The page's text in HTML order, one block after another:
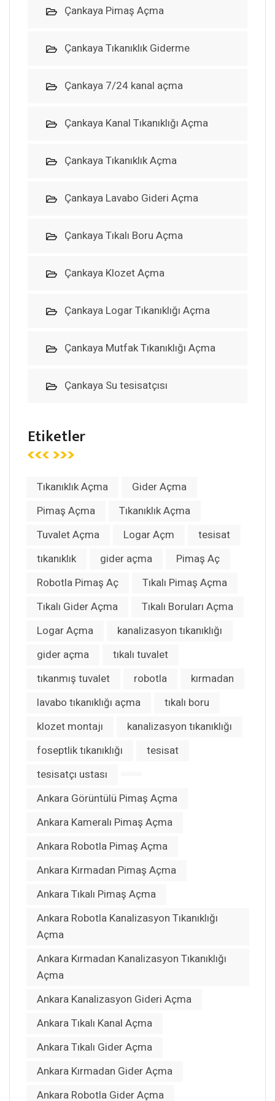
Çankaya Pimaş Açma
Çankaya Tıkanıklık Giderme
Çankaya 7/24 kanal açma
Çankaya Kanal Tıkanıklığı Açma
Çankaya Tıkanıklık Açma
Çankaya Lavabo Gideri Açma
Çankaya Tıkalı Boru Açma
Çankaya Klozet Açma
Çankaya Logar Tıkanıklığı Açma
Çankaya Mutfak Tıkanıklığı Açma
Çankaya Su tesisatçısı
Etiketler
Tıkanıklık Açma
Gider Açma
Pimaş Açma
Tıkanıklık Açma
Tuvalet Açma
Logar Açm
tesisat
tıkanıklık
gider açma
Pimaş Aç
Robotla Pimaş Aç
Tıkalı Pimaş Açma
Tıkalı Gider Açma
Tıkalı Boruları Açma
Logar Açma
kanalizasyon tıkanıklığı
gider açma
tıkalı tuvalet
tıkanmış tuvalet
robotla
kırmadan
lavabo tıkanıklığı açma
tıkalı boru
klozet montajı
kanalizasyon tıkanıklığı
foseptlik tıkanıklığı
tesisat
tesisatçı ustası
Ankara Görüntülü Pimaş Açma
Ankara Kameralı Pimaş Açma
Ankara Robotla Pimaş Açma
Ankara Kırmadan Pimaş Açma
Ankara Tıkalı Pimaş Açma
Ankara Robotla Kanalizasyon Tıkanıklığı
Açma
Ankara Kırmadan Kanalizasyon Tıkanıklığı
Açma
Ankara Kanalizasyon Gideri Açma
Ankara Tıkalı Kanal Açma
Ankara Tıkalı Gider Açma
Ankara Kırmadan Gider Açma
Ankara Robotla Gider Açma